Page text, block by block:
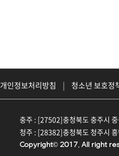
개인정보처리방침 |
청소년 보호정
충주 : [27502]충청북도 충주시
청주 : [28382]충청북도 청주시
Copyright© 2017. All right